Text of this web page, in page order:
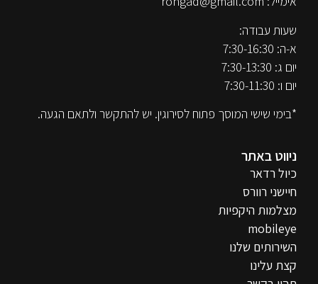
שעות עבודה:
א-ה: 7:30-16:30
יום ג: 7:30-13:30
יום ו: 7:30-11:30
*בימי שישי המוסך פתוח לסירוגין. יש להתקשר ולתאם הגעה.
ניווט באתר
כיול רדאר
חיישני רוורס
מצלמות היקפיות
mobileye
השירותים שלנו
קצת עלינו